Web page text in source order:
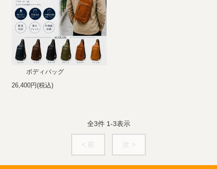
ボディバッグ
26,400円(税込)
全3件 1-3表示
< 前 次 >